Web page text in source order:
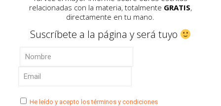
relacionadas con la materia, totalmente GRATIS,
directamente en tu mano.
Suscríbete a la página y será tuyo
He leído y acepto los términos y condiciones